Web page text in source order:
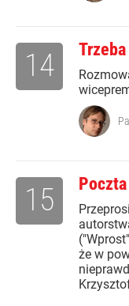
14
Poczta
że w
15